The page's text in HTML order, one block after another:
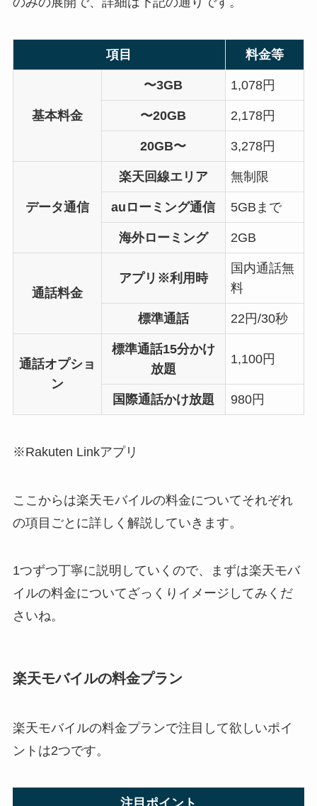
項目 料金等
基本料金
〜3GB 1,078円
〜20GB 2,178円
20GB〜 3,278円
データ通信
楽天回線エリア 無制限
auローミング通信 5GBまで
海外ローミング 2GB
通話料金
アプリ※利用時
国内通話無
料
標準通話 22円/30秒
通話オプショ
ン
標準通話15分かけ
放題
1,100円
国際通話かけ放題 980円
※Rakuten Linkアプリ
ここからは楽天モバイルの料金についてそれぞれ
の項目ごとに詳しく解説していきます。
1つずつ丁寧に説明していくので、まずは楽天モバ
イルの料金についてざっくりイメージしてみくだ
さいね。
楽天モバイルの料金プラン
楽天モバイルの料金プランで注目して欲しいポイ
ントは2つです。
注目ポイント